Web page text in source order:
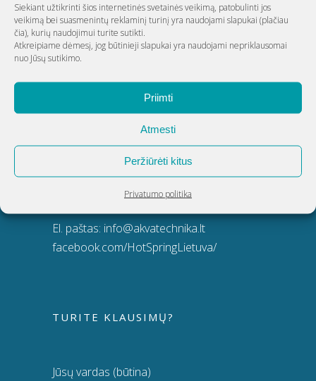
Siekiant užtikrinti šios internetinės svetainės veikimą, patobulinti jos
veikimą bei suasmenintų reklaminį turinį yra naudojami slapukai (plačiau
čia) , kurių naudojimui turite sutikti.
Atkreipiame dėmesį, jog būtinieji slapukai yra naudojami nepriklausomai
nuo Jūsų sutikimo.
Priimti
Atmesti
Peržiūrėti kitus
Privatumo politika
KLAIPĖDA
UAB Akvatechnika
PVM kodas: LT243890314
El. paštas: info@akvatechnika.lt
facebook.com/HotSpringLietuva/
TURITE KLAUSIMŲ?
Jūsų vardas (būtina)